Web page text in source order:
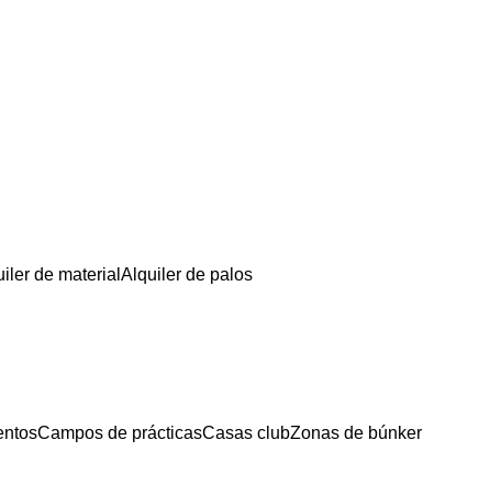
de material Alquiler de palos
Campos de prácticasCasas clubZonas de búnker